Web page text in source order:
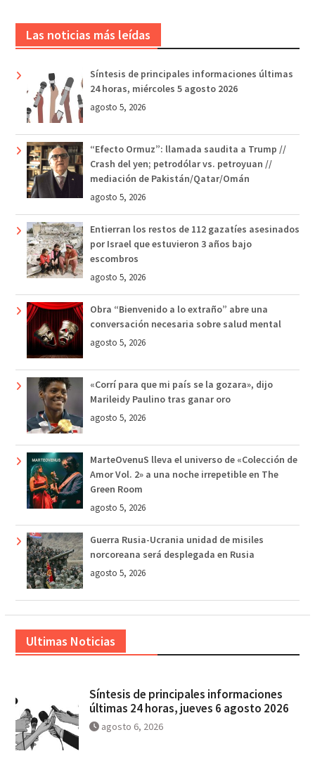
Las noticias más leídas
Síntesis de principales informaciones últimas
24 horas, miércoles 5 agosto 2026
agosto 5, 2026
“Efecto Ormuz”: llamada saudita a Trump //
Crash del yen; petrodólar vs. petroyuan //
mediación de Pakistán/Qatar/Omán
agosto 5, 2026
Entierran los restos de 112 gazatíes asesinados
por Israel que estuvieron 3 años bajo
escombros
agosto 5, 2026
Obra “Bienvenido a lo extraño” abre una
conversación necesaria sobre salud mental
agosto 5, 2026
«Corrí para que mi país se la gozara», dijo
Marileidy Paulino tras ganar oro
agosto 5, 2026
MarteOvenuS lleva el universo de «Colección de
Amor Vol. 2» a una noche irrepetible en The
Green Room
agosto 5, 2026
Guerra Rusia-Ucrania unidad de misiles
norcoreana será desplegada en Rusia
agosto 5, 2026
Ultimas Noticias
Síntesis de principales informaciones
últimas 24 horas, jueves 6 agosto 2026
agosto 6, 2026